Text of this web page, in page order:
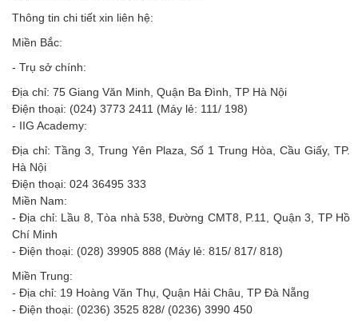
Thông tin chi tiết xin liên hệ:
Miền Bắc:
- Trụ sở chính:
Địa chỉ: 75 Giang Văn Minh, Quận Ba Đình, TP Hà Nội
Điện thoại: (024) 3773 2411 (Máy lẻ: 111/ 198)
- IIG Academy:
Địa chỉ: Tầng 3, Trung Yên Plaza, Số 1 Trung Hòa, Cầu Giấy, TP.
Hà Nội
Điện thoại: 024 36495 333
Miền Nam:
- Địa chỉ: Lầu 8, Tòa nhà 538, Đường CMT8, P.11, Quận 3, TP Hồ
Chí Minh
- Điện thoại: (028) 39905 888 (Máy lẻ: 815/ 817/ 818)
Miền Trung:
- Địa chỉ: 19 Hoàng Văn Thụ, Quận Hải Châu, TP Đà Nẵng
- Điện thoại: (0236) 3525 828/ (0236) 3990 450